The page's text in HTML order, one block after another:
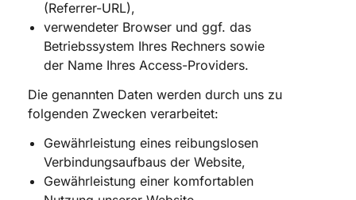
(Referrer-URL),
verwendeter Browser und ggf. das
Betriebssystem Ihres Rechners sowie
der Name Ihres Access-Providers.
Die genannten Daten werden durch uns zu
folgenden Zwecken verarbeitet:
Gewährleistung eines reibungslosen
Verbindungsaufbaus der Website,
Gewährleistung einer komfortablen